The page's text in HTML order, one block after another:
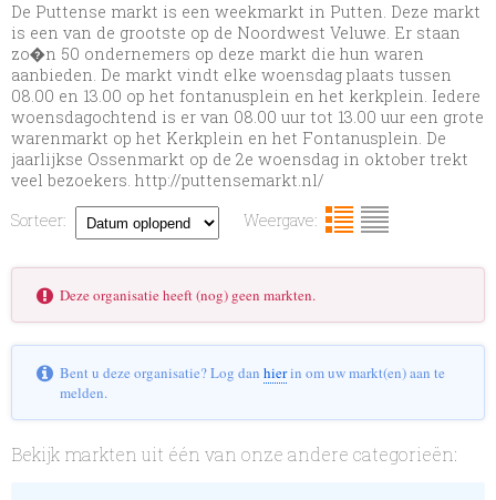
De Puttense markt is een weekmarkt in Putten. Deze markt
is een van de grootste op de Noordwest Veluwe. Er staan
zo�n 50 ondernemers op deze markt die hun waren
aanbieden. De markt vindt elke woensdag plaats tussen
08.00 en 13.00 op het fontanusplein en het kerkplein. Iedere
woensdagochtend is er van 08.00 uur tot 13.00 uur een grote
warenmarkt op het Kerkplein en het Fontanusplein. De
jaarlijkse Ossenmarkt op de 2e woensdag in oktober trekt
veel bezoekers. http://puttensemarkt.nl/
Sorteer:
Weergave:
Deze organisatie heeft (nog) geen markten.
Bent u deze organisatie? Log dan hierin om uw markt(en) aan te
melden.
Bekijk markten uit één van onze andere categorieën: